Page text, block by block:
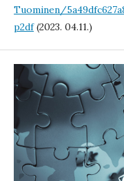
Tuominen/
p2df(2023. 04.11.)